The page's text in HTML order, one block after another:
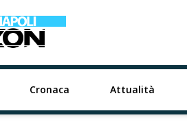
Cronaca Attualità